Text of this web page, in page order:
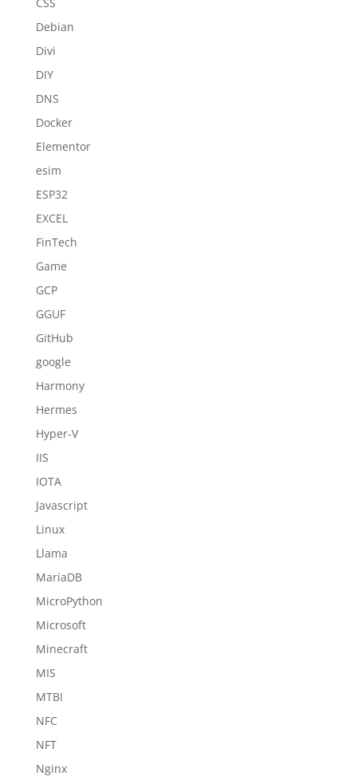
CSS
Debian
Divi
DIY
DNS
Docker
Elementor
esim
ESP32
EXCEL
FinTech
Game
GCP
GGUF
GitHub
google
Harmony
Hermes
Hyper-V
IIS
IOTA
Javascript
Linux
Llama
MariaDB
MicroPython
Microsoft
Minecraft
MIS
MTBI
NFC
NFT
Nginx